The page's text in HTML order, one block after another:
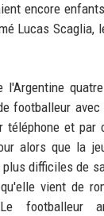
encore
Lucas Scaglia,
l'Argentine
footballeur
téléphone et par
alors que la
difficiles de
vient de
footballeur